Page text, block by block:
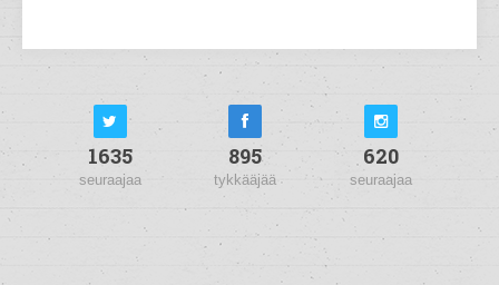
1635
seuraajaa
895
tykkääjää
620
seuraajaa